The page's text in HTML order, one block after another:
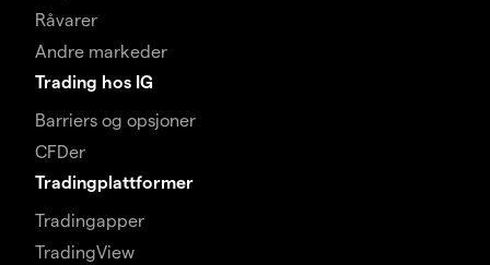
Råvarer
Andre markeder
Trading hos IG
Barriers og opsjoner
CFDer
Tradingplattformer
Tradingapper
TradingView